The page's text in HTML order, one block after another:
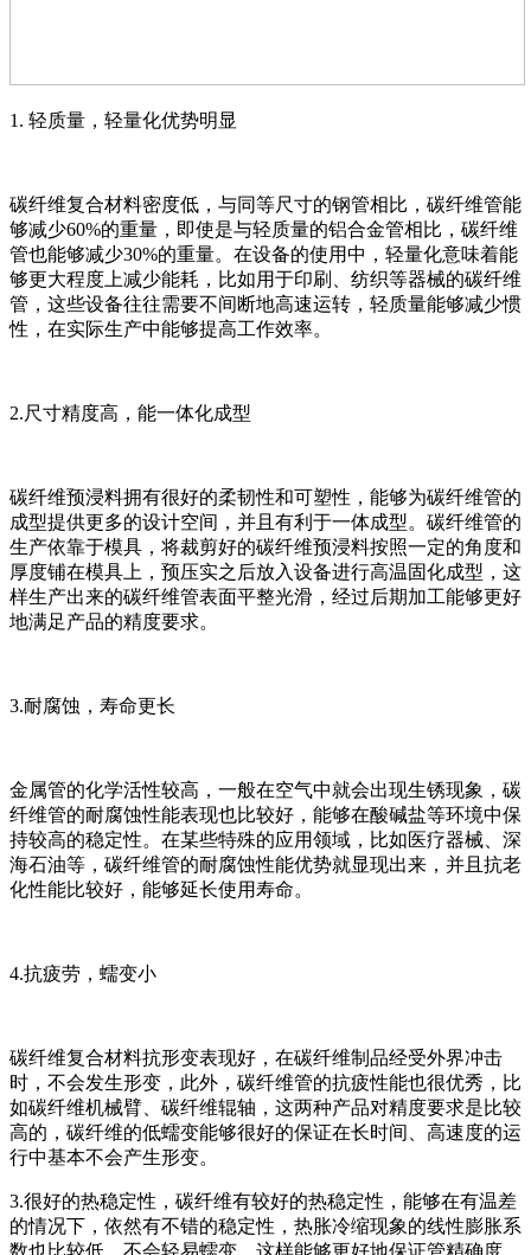
1. 轻质量，轻量化优势明显
碳纤维复合材料密度低，与同等尺寸的钢管相比，碳纤维管能
够减少60%的重量，即使是与轻质量的铝合金管相比，碳纤维
管也能够减少30%的重量。在设备的使用中，轻量化意味着能
够更大程度上减少能耗，比如用于印刷、纺织等器械的碳纤维
管，这些设备往往需要不间断地高速运转，轻质量能够减少惯
性，在实际生产中能够提高工作效率。
2.尺寸精度高，能一体化成型
碳纤维预浸料拥有很好的柔韧性和可塑性，能够为碳纤维管的
成型提供更多的设计空间，并且有利于一体成型。碳纤维管的
生产依靠于模具，将裁剪好的碳纤维预浸料按照一定的角度和
厚度铺在模具上，预压实之后放入设备进行高温固化成型，这
样生产出来的碳纤维管表面平整光滑，经过后期加工能够更好
地满足产品的精度要求。
3.耐腐蚀，寿命更长
金属管的化学活性较高，一般在空气中就会出现生锈现象，碳
纤维管的耐腐蚀性能表现也比较好，能够在酸碱盐等环境中保
持较高的稳定性。在某些特殊的应用领域，比如医疗器械、深
海石油等，碳纤维管的耐腐蚀性能优势就显现出来，并且抗老
化性能比较好，能够延长使用寿命。
4.抗疲劳，蠕变小
碳纤维复合材料抗形变表现好，在碳纤维制品经受外界冲击
时，不会发生形变，此外，碳纤维管的抗疲性能也很优秀，比
如碳纤维机械臂、碳纤维辊轴，这两种产品对精度要求是比较
高的，碳纤维的低蠕变能够很好的保证在长时间、高速度的运
行中基本不会产生形变。
3.很好的热稳定性，碳纤维有较好的热稳定性，能够在有温差
的情况下，依然有不错的稳定性，热胀冷缩现象的线性膨胀系
数也比较低，不会轻易蠕变，这样能够更好地保证管精确度。